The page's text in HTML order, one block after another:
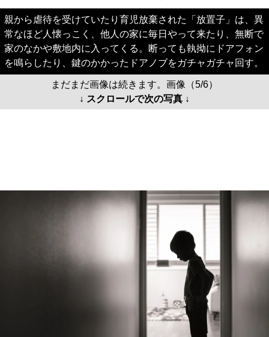
親から虐待を受けていたり育児放棄された「放置子」は、異
常なほど人懐っこく、他人の家に毎日やって来たり、無断で
家のなかや敷地内に入ってくる。断っても執拗にドアフォン
を鳴らしたり、鍵のかかったドアノブをガチャガチャ回す。
まだまだ画像は続きます。画像（5/6）
↓ スクロールで次の写真 ↓